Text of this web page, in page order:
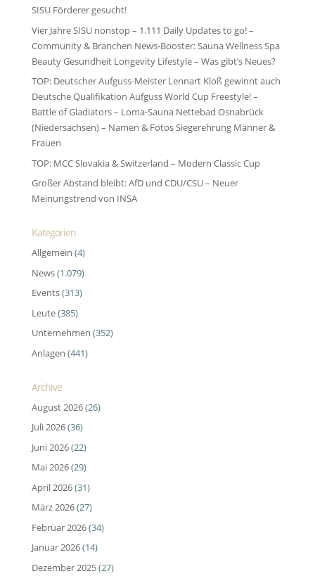
SISU Förderer gesucht!
Vier Jahre SISU nonstop – 1.111 Daily Updates to go! –
Community & Branchen News-Booster: Sauna Wellness Spa
Beauty Gesundheit Longevity Lifestyle – Was gibt’s Neues?
TOP: Deutscher Aufguss-Meister Lennart Kloß gewinnt auch
Deutsche Qualifikation Aufguss World Cup Freestyle! –
Battle of Gladiators – Loma-Sauna Nettebad Osnabrück
(Niedersachsen) – Namen & Fotos Siegerehrung Männer &
Frauen
TOP: MCC Slovakia & Switzerland – Modern Classic Cup
Großer Abstand bleibt: AfD und CDU/CSU – Neuer
Meinungstrend von INSA
Kategorien
Allgemein (4)
News(1.079)
Events(313)
Leute(385)
Unternehmen (352)
Anlagen (441)
Archive
August 2026(26)
Juli 2026(36)
Juni 2026(22)
Mai 2026(29)
April 2026(31)
März 2026(27)
Februar 2026(34)
Januar 2026(14)
Dezember 2025(27)